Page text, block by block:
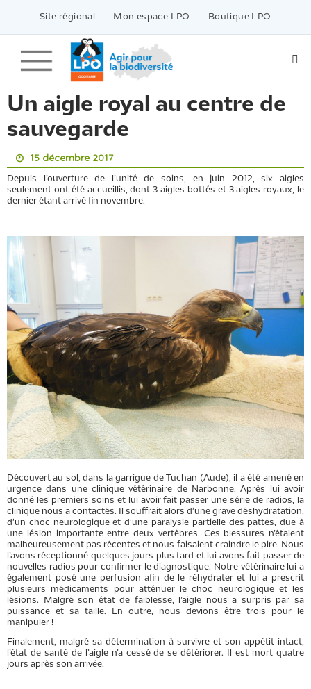
contenu
Site régional Mon espace LPO Boutique LPO
Un aigle royal au centre de
sauvegarde
15 décembre 2017
Depuis l’ouverture de l’unité de soins, en juin 2012, six aigles
seulement ont été accueillis, dont 3 aigles bottés et 3 aigles royaux, le
dernier étant arrivé fin novembre.
Découvert au sol, dans la garrigue de Tuchan (Aude), il a été amené en
urgence dans une clinique vétérinaire de Narbonne. Après lui avoir
donné les premiers soins et lui avoir fait passer une série de radios, la
clinique nous a contactés. Il souffrait alors d'une grave déshydratation,
d'un choc neurologique et d'une paralysie partielle des pattes, due à
une lésion importante entre deux vertèbres. Ces blessures n’étaient
malheureusement pas récentes et nous faisaient craindre le pire. Nous
l’avons réceptionné quelques jours plus tard et lui avons fait passer de
nouvelles radios pour confirmer le diagnostique. Notre vétérinaire lui a
également posé une perfusion afin de le réhydrater et lui a prescrit
plusieurs médicaments pour atténuer le choc neurologique et les
lésions. Malgré son état de faiblesse, l’aigle nous a surpris par sa
puissance et sa taille. En outre, nous devions être trois pour le
manipuler !
Finalement, malgré sa détermination à survivre et son appétit intact,
l’état de santé de l’aigle n’a cessé de se détériorer. Il est mort quatre
jours après son arrivée.